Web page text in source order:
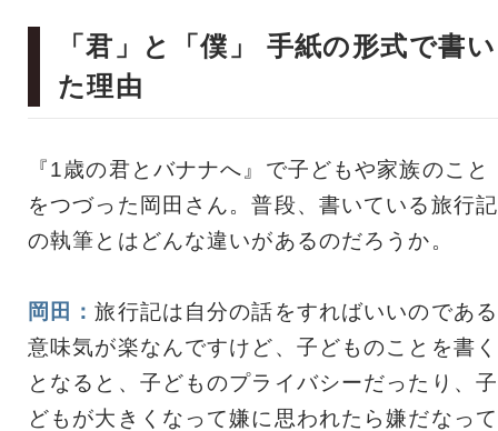
「君」と「僕」 手紙の形式で書い
た理由
『1歳の君とバナナへ』で子どもや家族のこと
をつづった岡田さん。普段、書いている旅行記
の執筆とはどんな違いがあるのだろうか。
岡田：旅行記は自分の話をすればいいのである
意味気が楽なんですけど、子どものことを書く
となると、子どものプライバシーだったり、子
どもが大きくなって嫌に思われたら嫌だなって